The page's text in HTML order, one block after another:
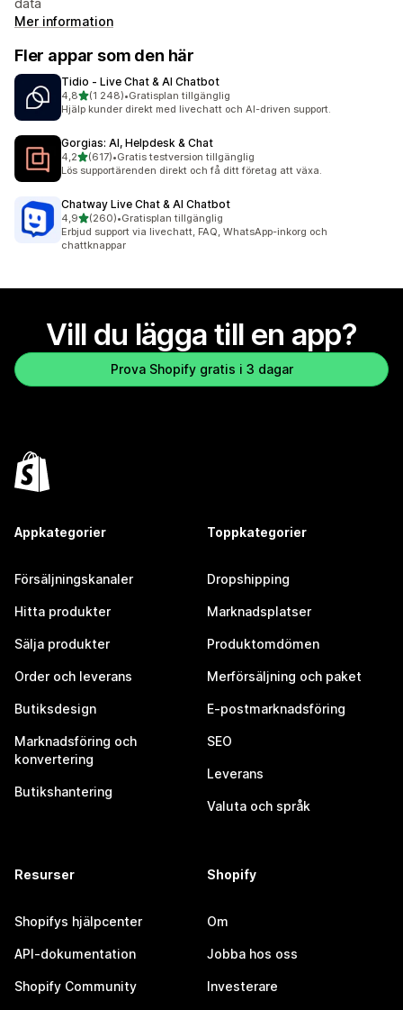
data
Mer information
Fler appar som den här
Tidio ‑ Live Chat & AI Chatbot
4,8av 5 stjärnor
(1 248)
1248 recensioner totalt
•Gratisplan tillgänglig
Hjälp kunder direkt med livechatt och AI-driven support.
Gorgias: AI, Helpdesk & Chat
4,2av 5 stjärnor
(617)
617 recensioner totalt
•Gratis testversion tillgänglig
Lös supportärenden direkt och få ditt företag att växa.
Chatway Live Chat & AI Chatbot
4,9av 5 stjärnor
(260)
260 recensioner totalt
•Gratisplan tillgänglig
Erbjud support via livechatt, FAQ, WhatsApp-inkorg och
chattknappar
Vill du lägga till en app?
Prova Shopify gratis i 3 dagar
Appkategorier
Försäljningskanaler
Hitta produkter
Sälja produkter
Order och leverans
Butiksdesign
Marknadsföring och
konvertering
Butikshantering
Toppkategorier
Dropshipping
Marknadsplatser
Produktomdömen
Merförsäljning och paket
E-postmarknadsföring
SEO
Leverans
Valuta och språk
Resurser
Shopifys hjälpcenter
API-dokumentation
Shopify Community
Shopify
Om
Jobba hos oss
Investerare